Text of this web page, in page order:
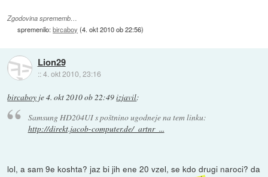
Zgodovina sprememb…
spremenilo:bircaboy (4. okt 2010 ob 22:56)
Lion29
::4. okt 2010, 23:16
bircaboy je4. okt 2010 ob 22:49izjavil:
Samsung HD204UI s poštnino ugodneje na tem linku:
http://direkt.jacob-computer.de/_artnr_...
lol, a sam 9e koshta? jaz bi jih ene 20 vzel, se kdo drugi naroci? da